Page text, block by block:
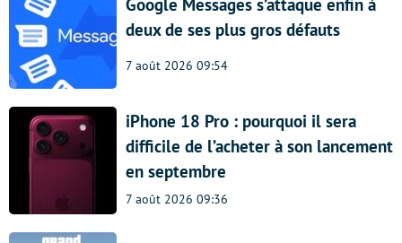
deux de ses plus gros défauts
7 août 2026 09:54
iPhone 18 Pro : pourquoi il sera
difficile de l’acheter à son lancement
en septembre
7 août 2026 09:36